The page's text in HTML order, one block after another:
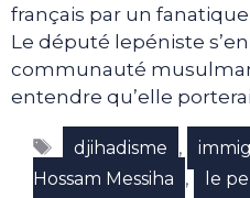
français par un
Le député lepéniste
communauté
entendre qu’elle
Étiquettes
djihadisme ,
Hossam Messiha
, le